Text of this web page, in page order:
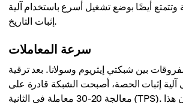
وتتمتع أيضًا بوضع تشغيل أسرع باستخدام آلية
إثبات التاريخ.
سرعة المعاملات
بين شبكتي إيثريوم وسولانا. بعد ترقية
آلية إثبات الحصة، أصبحت الشبكة قادرة على
معالجة 20-30 معاملة في الثانية (TPS). يعتقد الخبراء أن هذا